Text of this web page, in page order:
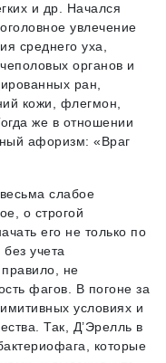
и др. Начался
увлечение
среднего уха,
органов и
ран,
кожи, флегмон,
же в отношении
афоризм: «Враг
слабое
о строгой
его не только по
учета
правило, не
фагов. В погоне за
условиях и
Так, Д’Эрелль в
которые